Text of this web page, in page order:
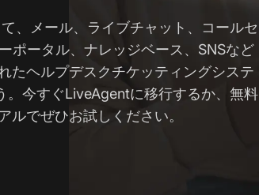
、メール、ライブチャット、コールセ
ポータル、ナレッジベース、SNSなど
たヘルプデスクチケッティングシステ
。今すぐLiveAgentに移行するか、無料
ルでぜひお試しください。